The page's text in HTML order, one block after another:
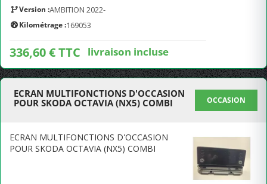
Version :AMBITION 2022-
Kilométrage :169053
336,60 € TTC livraison incluse
ECRAN MULTIFONCTIONS D'OCCASION
POUR SKODA OCTAVIA (NX5) COMBI
OCCASION
ECRAN MULTIFONCTIONS D'OCCASION
POUR SKODA OCTAVIA (NX5) COMBI